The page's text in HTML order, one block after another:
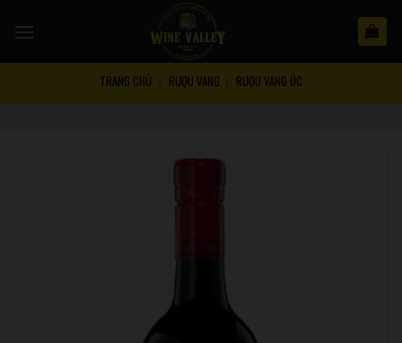
TRANG CHỦ RƯỢU VANG RƯỢU VANG ÚC